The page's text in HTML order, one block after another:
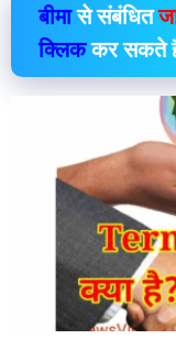
बीमासे संबंधित
क्लिककर सकते